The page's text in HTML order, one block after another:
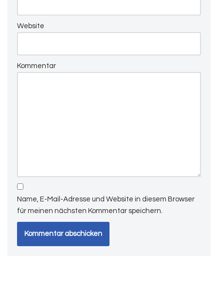
Website
Kommentar
Name, E-Mail-Adresse und Website in diesem Browser
für meinen nächsten Kommentar speichern.